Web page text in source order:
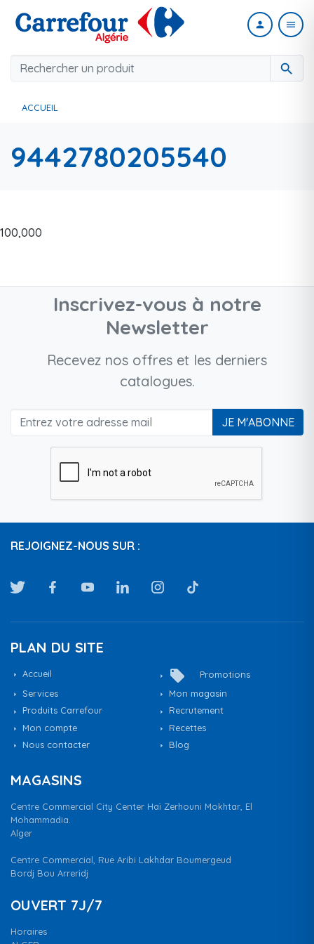
search
person menu
ACCUEIL
9442780205540
100,000
Inscrivez-vous à notre
Newsletter
Recevez nos offres et les derniers
catalogues.
JE M'ABONNE
REJOIGNEZ-NOUS SUR :
PLAN DU SITE
Accueil local_offer
Promotions
Services
Mon magasin
Produits Carrefour
Recrutement
Mon compte
Recettes
Nous contacter
Blog
MAGASINS
Centre Commercial City Center Haï Zerhouni Mokhtar, El
Mohammadia.
Alger
Centre Commercial, Rue Aribi Lakhdar Boumergeud
Bordj Bou Arreridj
OUVERT 7J/7
Horaires